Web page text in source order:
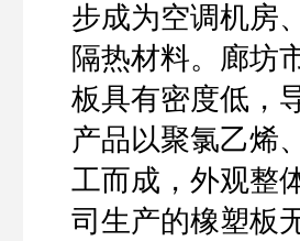
步成为空调机房
隔热材料。廊坊
板具有密度低，
产品以聚氯乙烯
工而成，外观整
司生产的橡塑板